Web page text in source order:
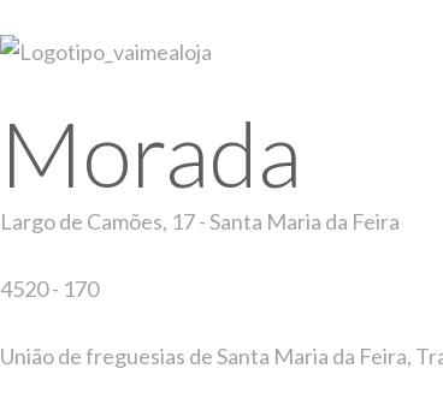
Morada
Largo de Camões, 17 - Santa Maria da Feira
4520 - 170
União de freguesias de Santa Maria da Feira,